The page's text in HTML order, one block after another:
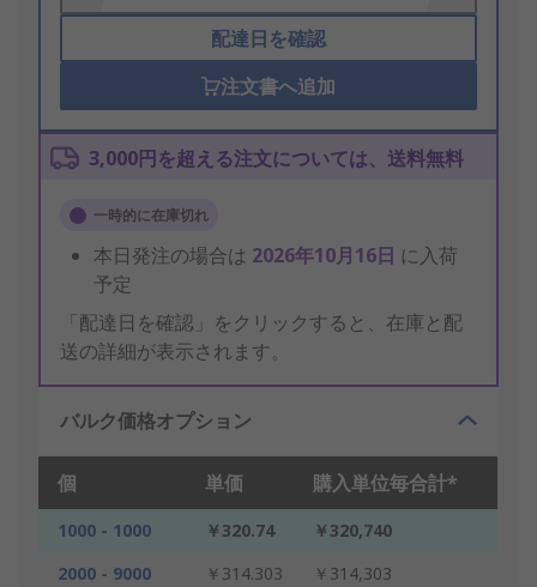
配達日を確認
注文書へ追加
3,000円を超える注文については、送料無料
一時的に在庫切れ
本日発注の場合は 2026年10月16日 に入荷
予定
「配達日を確認」をクリックすると、在庫と配
送の詳細が表示されます。
バルク価格オプション
個 単価 購入単位毎合計*
1000 - 1000 ￥320.74
￥320,740
2000 - 9000
￥314.303
￥314,303